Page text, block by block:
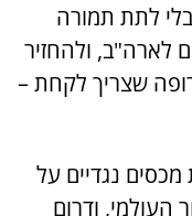
לתת תמורה
לארה"ב, ולהחזיר
שצריך לקחת –
נגדיים על
העולמי, ודרום